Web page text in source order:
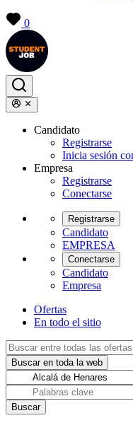
0
Candidato
Registrarse
Inicia sesión
Empresa
Registrarse
Conectarse
Registrarse
Candidato
EMPRESA
Conectarse
Candidato
Empresa
Ofertas
En todo el sitio